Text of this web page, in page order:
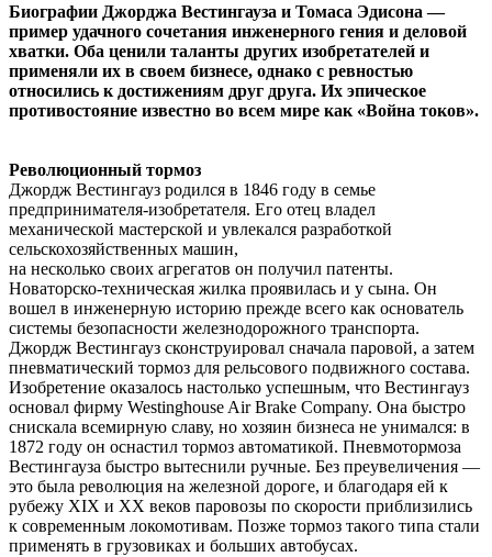
Биографии Джорджа Вестингауза и Томаса Эдисона —
пример удачного сочетания инженерного гения и деловой
хватки. Оба ценили таланты других изобретателей и
применяли их в своем бизнесе, однако с ревностью
относились к достижениям друг друга. Их эпическое
противостояние известно во всем мире как «Война токов».
Революционный тормоз
Джордж Вестингауз родился в 1846 году в семье
предпринимателя-изобретателя. Его отец владел
механической мастерской и увлекался разработкой
сельскохозяйственных машин,
на несколько своих агрегатов он получил патенты.
Новаторско-техническая жилка проявилась и у сына. Он
вошел в инженерную историю прежде всего как основатель
системы безопасности железнодорожного транспорта.
Джордж Вестингауз сконструировал сначала паровой, а затем
пневматический тормоз для рельсового подвижного состава.
Изобретение оказалось настолько успешным, что Вестингауз
основал фирму Westinghouse Air Brake Company. Она быстро
снискала всемирную славу, но хозяин бизнеса не унимался: в
1872 году он оснастил тормоз автоматикой. Пневмотормоза
Вестингауза быстро вытеснили ручные. Без преувеличения —
это была революция на железной дороге, и благодаря ей к
рубежу XIX и XX веков паровозы по скорости приблизились
к современным локомотивам. Позже тормоз такого типа стали
применять в грузовиках и больших автобусах.